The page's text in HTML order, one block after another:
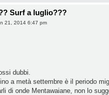
Surf a luglio???
21, 2014 6:47 pm
dubbi.
a metà settembre è il periodo
di onde Mentawaiane, non lo